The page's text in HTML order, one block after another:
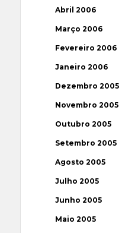
Abril 2006
Março 2006
Fevereiro 2006
Janeiro 2006
Dezembro 2005
Novembro 2005
Outubro 2005
Setembro 2005
Agosto 2005
Julho 2005
Junho 2005
Maio 2005